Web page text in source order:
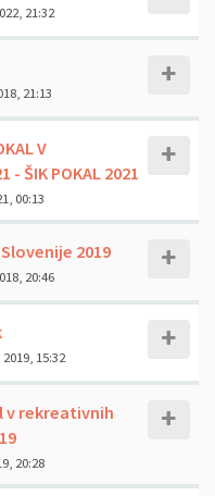
21:32
21:13
V
- ŠIK POKAL 2021
00:13
2019
20:46
15:32
v rekreativnih
20:28